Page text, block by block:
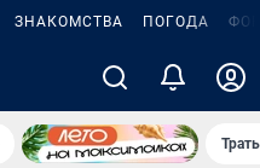
ЗНАКОМСТВА ПОГОДА